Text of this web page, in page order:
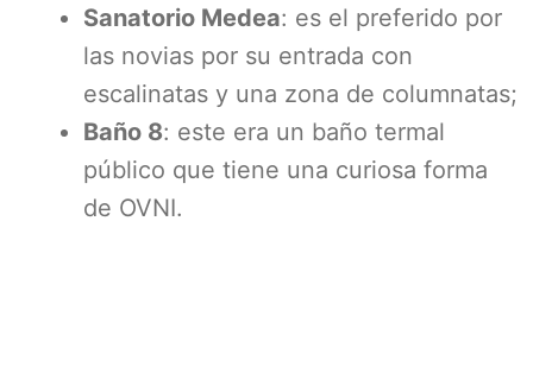
Sanatorio Medea: es el preferido por
las novias por su entrada con
escalinatas y una zona de columnatas;
Baño 8: este era un baño termal
público que tiene una curiosa forma
de OVNI.